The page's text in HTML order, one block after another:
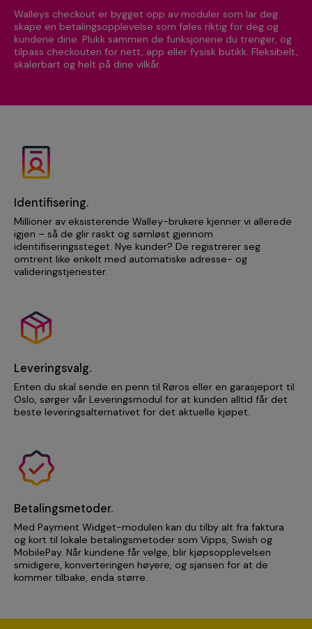
Walleys checkout er bygget opp av moduler som lar deg
skape en betalingsopplevelse som føles riktig for deg og
kundene dine. Plukk sammen de funksjonene du trenger, og
tilpass checkouten for nett, app eller fysisk butikk. Fleksibelt,
skalerbart og helt på dine vilkår.
Identifisering.
Millioner av eksisterende Walley-brukere kjenner vi allerede
igjen – så de glir raskt og sømløst gjennom
identifiseringssteget. Nye kunder? De registrerer seg
omtrent like enkelt med automatiske adresse- og
valideringstjenester.
Leveringsvalg.
Enten du skal sende en penn til Røros eller en garasjeport til
Oslo, sørger vår Leveringsmodul for at kunden alltid får det
beste leveringsalternativet for det aktuelle kjøpet.
Betalingsmetoder.
Med Payment Widget-modulen kan du tilby alt fra faktura
og kort til lokale betalingsmetoder som Vipps, Swish og
MobilePay. Når kundene får velge, blir kjøpsopplevelsen
smidigere, konverteringen høyere, og sjansen for at de
kommer tilbake, enda større.